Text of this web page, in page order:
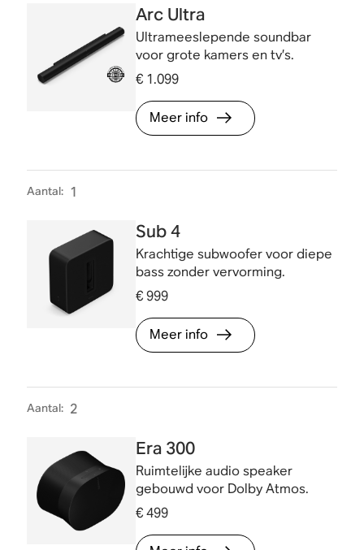
Arc Ultra
Ultrameeslepende soundbar
voor grote kamers en tv’s.
€ 1.099
Meer info
Aantal: 1
Sub 4
Krachtige subwoofer voor diepe
bass zonder vervorming.
€ 999
Meer info
Aantal: 2
Era 300
Ruimtelijke audio speaker
gebouwd voor Dolby Atmos.
€ 499